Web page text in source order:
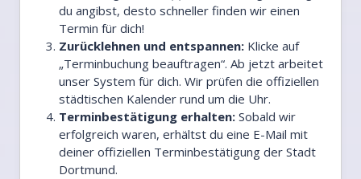
du angibst, desto schneller finden wir einen
Termin für dich!
Zurücklehnen und entspannen: Klicke auf
„Terminbuchung beauftragen“. Ab jetzt arbeitet
unser System für dich. Wir prüfen die offiziellen
städtischen Kalender rund um die Uhr.
Terminbestätigung erhalten: Sobald wir
erfolgreich waren, erhältst du eine E-Mail mit
deiner offiziellen Terminbestätigung der Stadt
Dortmund.